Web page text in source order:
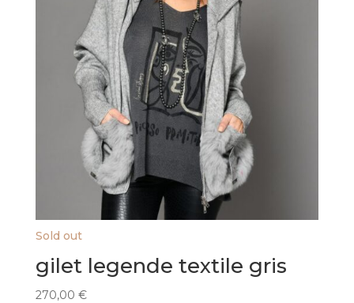
Sold out
gilet legende textile gris
270,00 €